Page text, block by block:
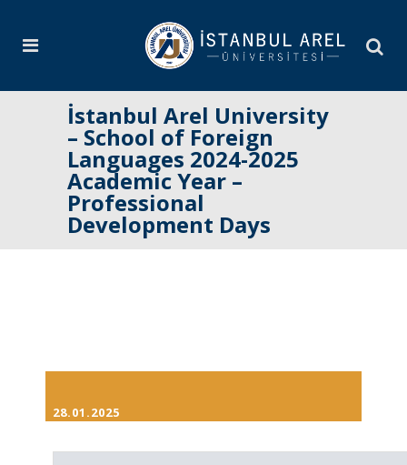
İstanbul Arel University
– School of Foreign
Languages 2024-2025
Academic Year –
Professional
Development Days
28.01.2025